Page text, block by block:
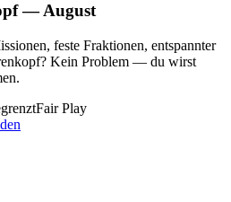
— August
feste Fraktionen, entspannter
Kein Problem — du wirst
Fair Play